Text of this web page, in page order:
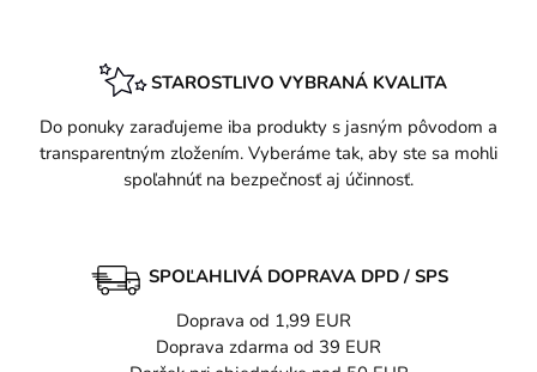
STAROSTLIVO VYBRANÁ KVALITA
Do ponuky zaraďujeme iba produkty s jasným pôvodom a
transparentným zložením. Vyberáme tak, aby ste sa mohli
spoľahnúť na bezpečnosť aj účinnosť.
SPOĽAHLIVÁ DOPRAVA DPD / SPS
Doprava od 1,99 EUR
Doprava zdarma od 39 EUR